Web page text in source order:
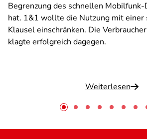
Begrenzung des schnellen
hat. 1&1 wollte die Nutzung mit einer
Klausel einschränken. Die
klagte erfolgreich dagegen.
Weiterlesen